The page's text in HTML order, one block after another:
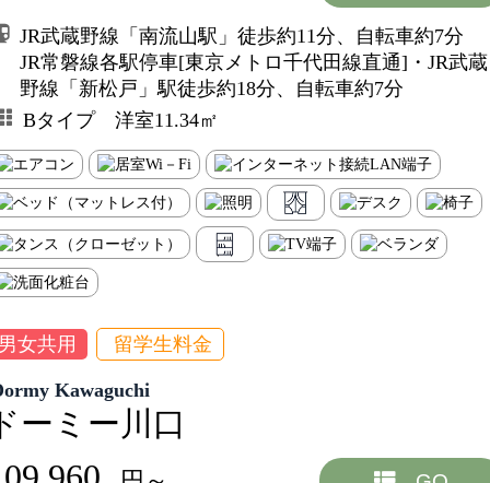
JR武蔵野線「南流山駅」徒歩約11分、自転車約7分
JR常磐線各駅停車[東京メトロ千代田線直通]・JR武蔵
野線「新松戸」駅徒歩約18分、自転車約7分
Bタイプ 洋室11.34㎡
女共用 留学生料金
Kawaguchi
ーミー川口